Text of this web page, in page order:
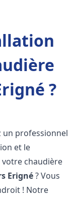
?
un professionnel
et le
chaudière
Erigné? Vous
! Notre